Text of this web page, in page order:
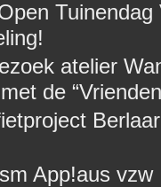
atelier
de
App!aus vzw